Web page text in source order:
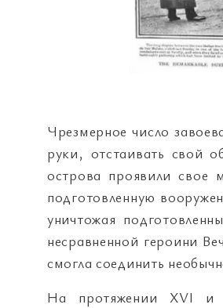
Чрезмерное число
руки, отстаивать свой
острова проявили свое
подготовленную
уничтожая
несравненной героини
смогла соединить
На протяжении XVI и